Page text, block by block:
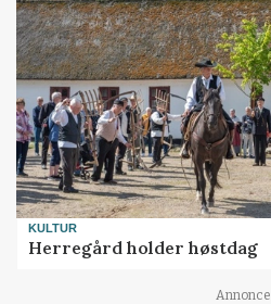
KULTUR
Herregård holder høstdag
Annonce